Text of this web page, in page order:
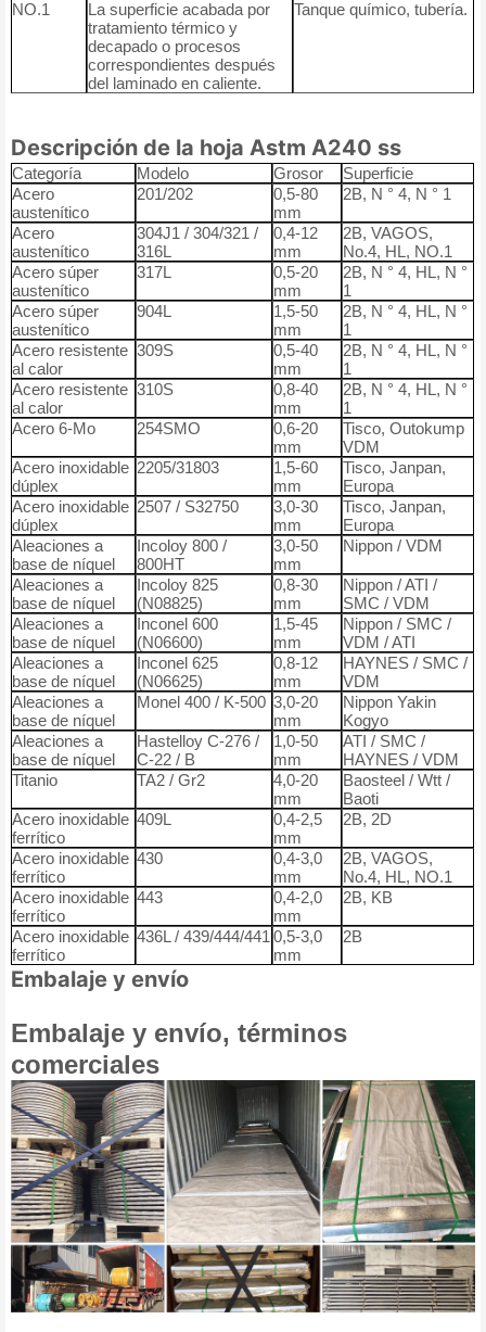
NO.1
La superficie acabada por
tratamiento térmico y
decapado o procesos
correspondientes después
del laminado en caliente.
Tanque químico, tubería.
Descripción de la hoja Astm A240 ss
Categoría Modelo Grosor
Superficie
Acero
austenítico
201/202
0,5-80
mm
2B, N ° 4, N ° 1
Acero
austenítico
304J1 / 304/321 /
316L
0,4-12
mm
2B, VAGOS,
No.4, HL, NO.1
Acero súper
austenítico
317L
0,5-20
mm
2B, N ° 4, HL, N °
1
Acero súper
austenítico
904L
1,5-50
mm
2B, N ° 4, HL, N °
1
Acero resistente
al calor
309S
0,5-40
mm
2B, N ° 4, HL, N °
1
Acero resistente
al calor
310S
0,8-40
mm
2B, N ° 4, HL, N °
1
Acero 6-Mo
254SMO
0,6-20
mm
Tisco, Outokump
VDM
Acero inoxidable
dúplex
2205/31803
1,5-60
mm
Tisco, Janpan,
Europa
Acero inoxidable
dúplex
2507 / S32750
3,0-30
mm
Tisco, Janpan,
Europa
Aleaciones a
base de níquel
Incoloy 800 /
800HT
3,0-50
mm
Nippon / VDM
Aleaciones a
base de níquel
Incoloy 825
(N08825)
0,8-30
mm
Nippon / ATI /
SMC / VDM
Aleaciones a
base de níquel
Inconel 600
(N06600)
1,5-45
mm
Nippon / SMC /
VDM / ATI
Aleaciones a
base de níquel
Inconel 625
(N06625)
0,8-12
mm
HAYNES / SMC /
VDM
Aleaciones a
base de níquel
Monel 400 / K-500 3,0-20
mm
Nippon Yakin
Kogyo
Aleaciones a
base de níquel
Hastelloy C-276 /
C-22 / B
1,0-50
mm
ATI / SMC /
HAYNES / VDM
Titanio
TA2 / Gr2
4,0-20
mm
Baosteel / Wtt /
Baoti
Acero inoxidable
ferrítico
409L
0,4-2,5
mm
2B, 2D
Acero inoxidable
ferrítico
430
0,4-3,0
mm
2B, VAGOS,
No.4, HL, NO.1
Acero inoxidable
ferrítico
443
0,4-2,0
mm
2B, KB
Acero inoxidable
ferrítico
436L / 439/444/441 0,5-3,0
mm
2B
Embalaje y envío
Embalaje y envío, términos
comerciales